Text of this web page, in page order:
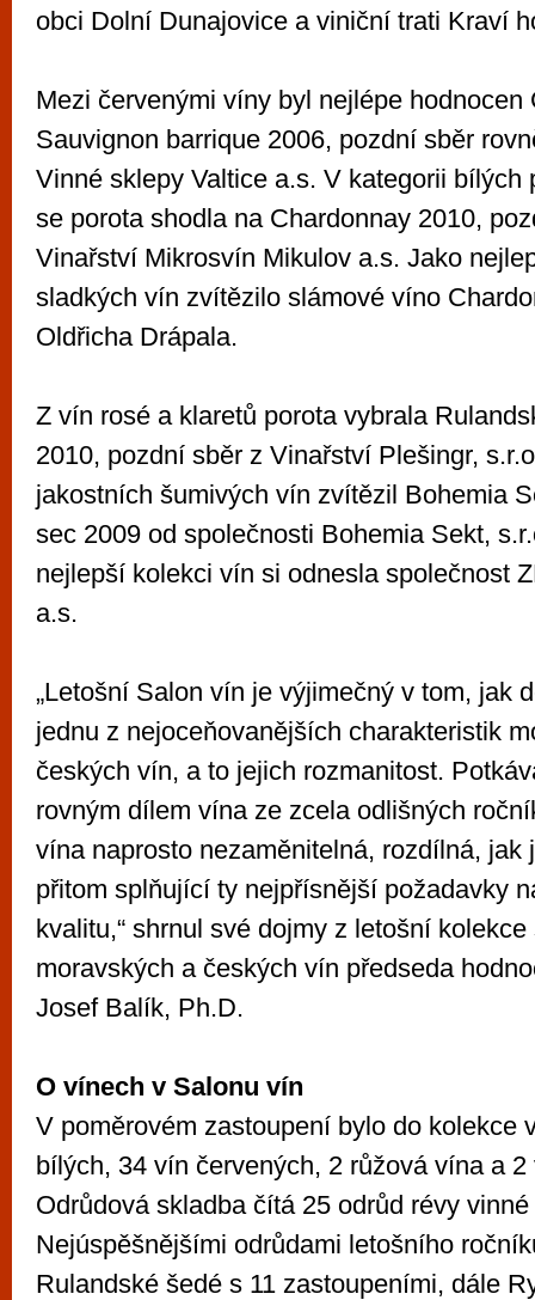
obci Dolní Dunajovice a viniční trati Kraví
Mezi červenými víny byl nejlépe hodnocen
Sauvignon barrique 2006, pozdní sběr
Vinné sklepy Valtice a.s. V kategorii bílých
se porota shodla na Chardonnay 2010,
Vinařství Mikrosvín Mikulov a.s. Jako
sladkých vín zvítězilo slámové víno
Oldřicha Drápala.
Z vín rosé a klaretů porota vybrala
2010, pozdní sběr z Vinařství Plešingr,
jakostních šumivých vín zvítězil Bohemia
sec 2009 od společnosti Bohemia Sekt,
nejlepší kolekci vín si odnesla společnost
a.s.
„Letošní Salon vín je výjimečný v tom, jak
jednu z nejoceňovanějších charakteristik
českých vín, a to jejich rozmanitost.
rovným dílem vína ze zcela odlišných
vína naprosto nezaměnitelná, rozdílná, jak
přitom splňující ty nejpřísnější požadavky
kvalitu,“ shrnul své dojmy z letošní
moravských a českých vín předseda
Josef Balík, Ph.D.
O vínech v Salonu vín
V poměrovém zastoupení bylo do kolekce
bílých, 34 vín červených, 2 růžová vína a
Odrůdová skladba čítá 25 odrůd révy
Nejúspěšnějšími odrůdami letošního
Rulandské šedé s 11 zastoupeními, dále